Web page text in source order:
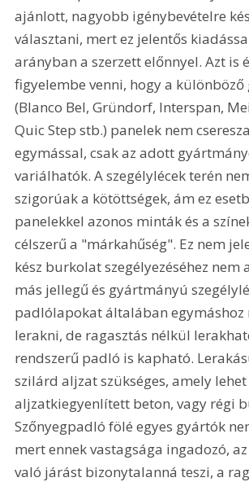
ajánlott, nagyobb igénybevételre
választani, mert ez jelentős
arányban a szerzett előnnyel. Azt is
figyelembe venni, hogy a
(Blanco Bel, Gründorf, Interspan,
Quic Step stb.) panelek nem
egymással, csak az adott
variálhatók. A szegélylécek terén
szigorúak a kötöttségek, ám ez
panelekkel azonos minták és a
célszerű a "márkahűség". Ez nem
kész burkolat szegélyezéséhez nem
más jellegű és gyártmányú
padlólapokat általában egymáshoz
lerakni, de ragasztás nélkül
rendszerű padló is kapható.
szilárd aljzat szükséges, amely
aljzatkiegyenlített beton, vagy régi
Szőnyegpadló fölé egyes gyártók
mert ennek vastagsága ingadozó,
való járást bizonytalanná teszi, a